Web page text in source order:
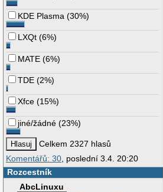
KDE Plasma (30%)
LXQt (6%)
MATE (6%)
TDE (2%)
Xfce (15%)
jiné/žádné (23%)
Celkem 2327 hlasů
Komentářů: 30, poslední 3.4. 20:20
Rozcestník
AbcLinuxu